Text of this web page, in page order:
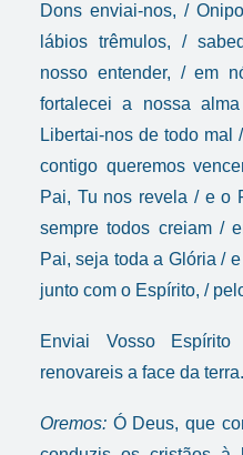
Dons enviai-nos, /
lábios trêmulos, /
nosso entender, / em
fortalecei a nossa
Libertai-nos de todo mal
contigo queremos
Pai, Tu nos revela / e o
sempre todos creiam /
Pai, seja toda a Glória /
junto com o Espírito, /
Enviai Vosso
renovareis a face da terra.
Oremos: Ó Deus, que